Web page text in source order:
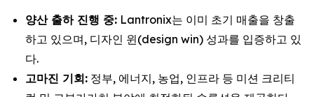
양산 출하 진행 중: Lantronix는 이미 초기 매출을 창출
하고 있으며, 디자인 윈(design win) 성과를 입증하고 있
다.
고마진 기회: 정부, 에너지, 농업, 인프라 등 미션 크리티